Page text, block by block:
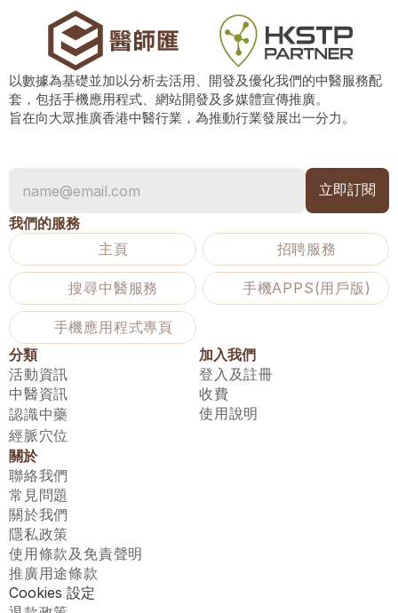
以數據為基礎並加以分析去活用、開發及優化我們的中醫服務配
套，包括手機應用程式、網站開發及多媒體宣傳推廣。
旨在向大眾推廣香港中醫行業，為推動行業發展出一分力。
我們的服務
主頁
招聘服務
搜尋中醫服務 手機APPS(用戶版)
手機應用程式專頁
分類
活動資訊
中醫資訊
認識中藥
經脈穴位
加入我們
登入及註冊
收費
使用說明
關於
聯絡我們
常見問題
關於我們
隱私政策
使用條款及免責聲明
推廣用途條款
Cookies 設定